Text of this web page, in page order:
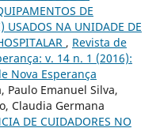
DE
USADOS NA UNIDADE DE
, Revista de
v. 14 n. 1 (2016):
Nova Esperança
Paulo Emanuel Silva,
Claudia Germana
DE CUIDADORES NO